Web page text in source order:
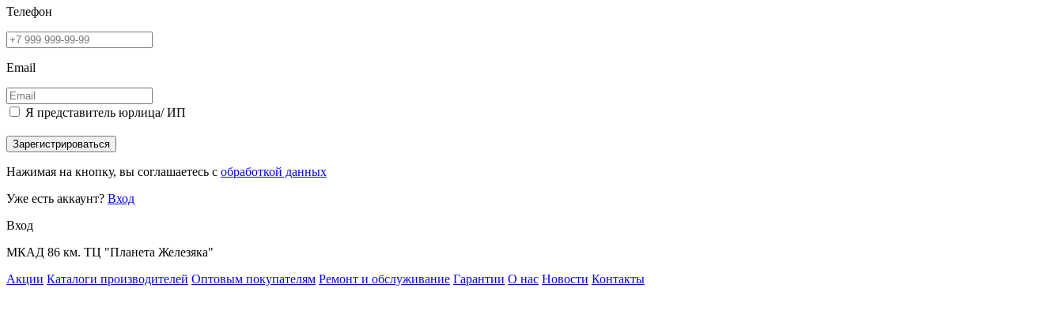
Телефон
Email
Я представитель юрлица/ ИП
Зарегистрироваться
Нажимая на кнопку, вы соглашаетесь с обработкой данных
Уже есть аккаунт? Вход
Вход
МКАД 86 км. ТЦ "Планета Железяка"
Акции Каталоги производителей Оптовым покупателям Ремонт и обслуживание Гарантии О нас Новости Контакты